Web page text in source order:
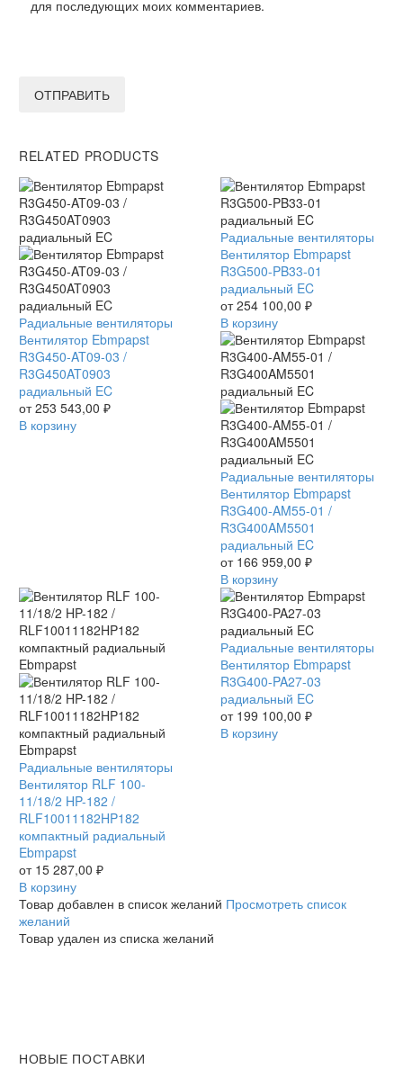
для последующих моих комментариев.
ОТПРАВИТЬ
RELATED PRODUCTS
Вентилятор
Ebmpapst
R3G450-
AT09-
03
/
R3G450AT0903
Радиальные вентиляторы
Вентилятор Ebmpapst
R3G450-AT09-03 /
R3G450AT0903
радиальный EC
от253 543,00 ₽
В корзину
Вентилятор
Ebmpapst
R3G500-
PB33-
01
радиальный
EC
Радиальные вентиляторы
Вентилятор Ebmpapst
R3G500-PB33-01
радиальный EC
от254 100,00 ₽
В корзину
Вентилятор
Ebmpapst
R3G400-
AM55-
01
/
R3G400AM5501
радиальный
EC
Радиальные вентиляторы
Вентилятор Ebmpapst
R3G400-AM55-01 /
R3G400AM5501
радиальный EC
от 166 959,00 ₽
В корзину
Вентилятор
RLF
100-
11/18/2
HP-
182
/
RLF10011182HP182
компактный
радиальный
Ebmpapst
Радиальные вентиляторы
Вентилятор RLF 100-
11/18/2 HP-182 /
RLF10011182HP182
компактный радиальный
Ebmpapst
от 15 287,00 ₽
В корзину
Вентилятор
Ebmpapst
R3G400-
PA27-
03
радиальный
Радиальные вентиляторы
Вентилятор Ebmpapst
R3G400-PA27-03
радиальный EC
от 199 100,00 ₽
В корзину
Товар добавлен в список желаний Просмотреть список
желаний
Товар удален из списка желаний
НОВЫЕ ПОСТАВКИ